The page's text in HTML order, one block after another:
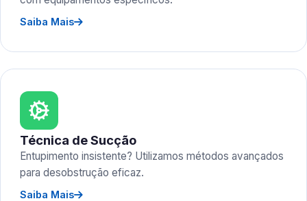
Saiba Mais
Técnica de Sucção
Entupimento insistente? Utilizamos métodos avançados
para desobstrução eficaz.
Saiba Mais